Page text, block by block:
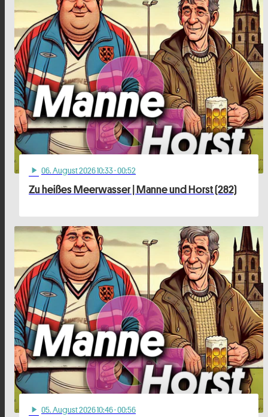
play_arrow 06. August 2026 10:33· 00:52
Zu heißes Meerwasser | Manne und Horst (282)
play_arrow 05. August 2026 10:46· 00:56